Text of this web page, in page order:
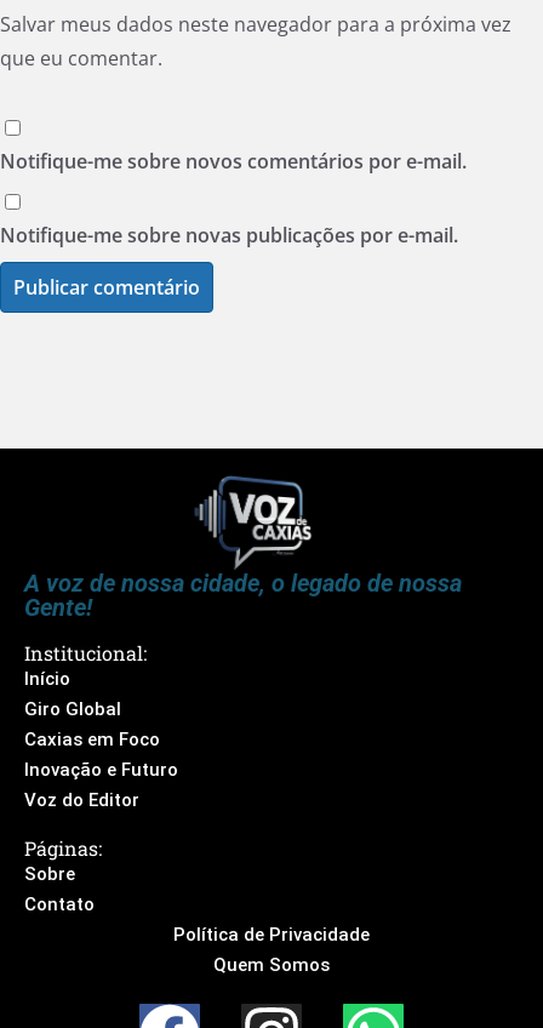
Salvar meus dados neste navegador para a próxima vez
que eu comentar.
Notifique-me sobre novos comentários por e-mail.
Notifique-me sobre novas publicações por e-mail.
A voz de nossa cidade, o legado de nossa
Gente!
Institucional:
Início
Giro Global
Caxias em Foco
Inovação e Futuro
Voz do Editor
Páginas:
Sobre
Contato
Política de Privacidade
Quem Somos